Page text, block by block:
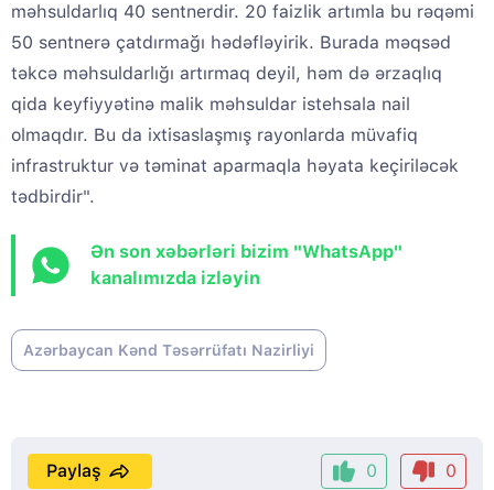
məhsuldarlıq 40 sentnerdir. 20 faizlik artımla bu rəqəmi
50 sentnerə çatdırmağı hədəfləyirik. Burada məqsəd
təkcə məhsuldarlığı artırmaq deyil, həm də ərzaqlıq
qida keyfiyyətinə malik məhsuldar istehsala nail
olmaqdır. Bu da ixtisaslaşmış rayonlarda müvafiq
infrastruktur və təminat aparmaqla həyata keçiriləcək
tədbirdir".
Ən son xəbərləri bizim "WhatsApp"
kanalımızda izləyin
Azərbaycan Kənd Təsərrüfatı Nazirliyi
0 0
Paylaş